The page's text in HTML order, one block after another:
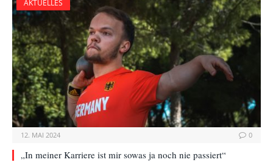
AKTUELLES
12. MAI 2024 0
„In meiner Karriere ist mir sowas ja noch nie passiert“